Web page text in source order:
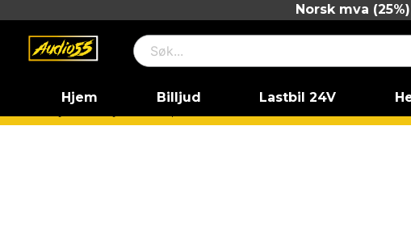
Norsk mva
Hjem Billjud Lastbil 24V